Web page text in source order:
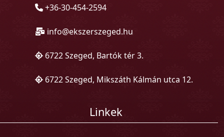
+36-30-454-2594
info@ekszerszeged.hu
6722 Szeged, Bartók tér 3.
6722 Szeged, Mikszáth Kálmán utca 12.
Linkek